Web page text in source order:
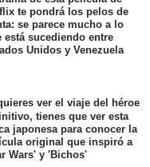
te pondrá los pelos de
se parece mucho a lo
está sucediendo entre
Unidos y Venezuela
ver el viaje del héroe
tienes que ver esta
japonesa para conocer la
original que inspiró a
Wars' y 'Bichos'